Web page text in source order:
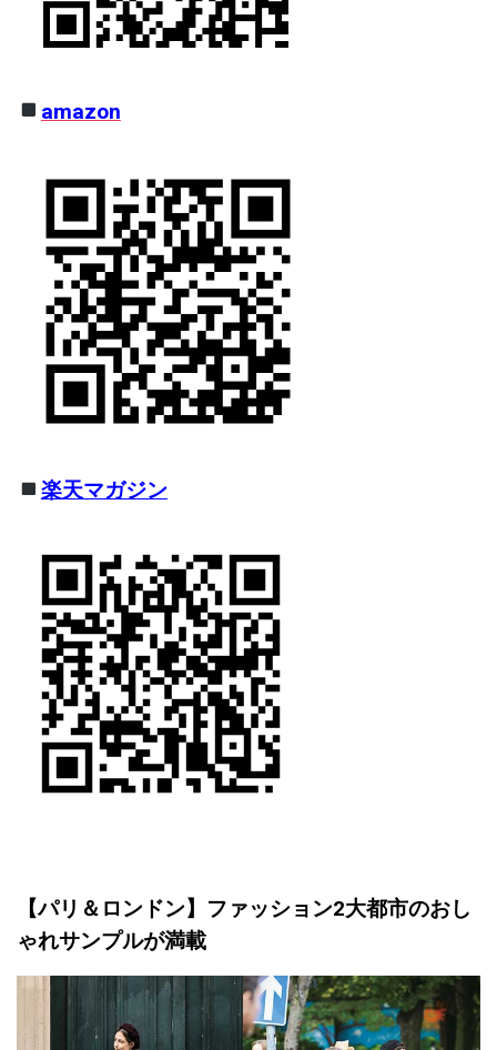
amazon
楽天マガジン
【パリ＆ロンドン】ファッション2大都市のおし
ゃれサンプルが満載